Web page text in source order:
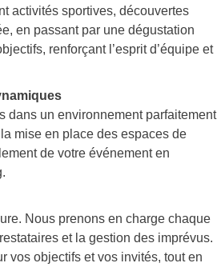
activités sportives, découvertes
en passant par une dégustation
renforçant l’esprit d’équipe et
dans un environnement parfaitement
mise en place des espaces de
de votre événement en
Nous prenons en charge chaque
et la gestion des imprévus.
vos objectifs et vos invités, tout en